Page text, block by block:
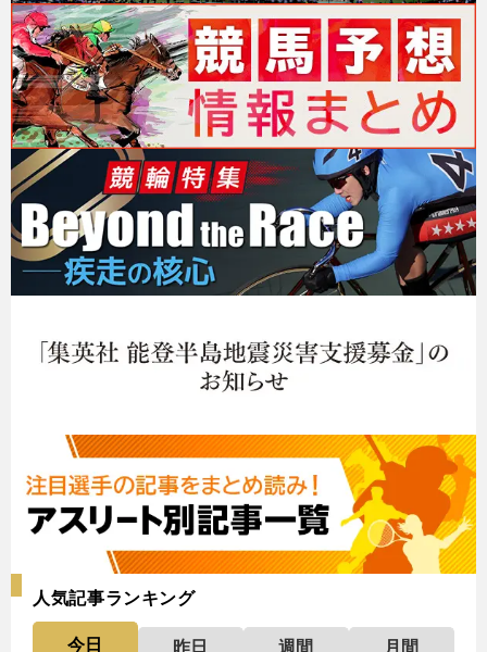
人気記事ランキング
今日 昨日 週間 月間